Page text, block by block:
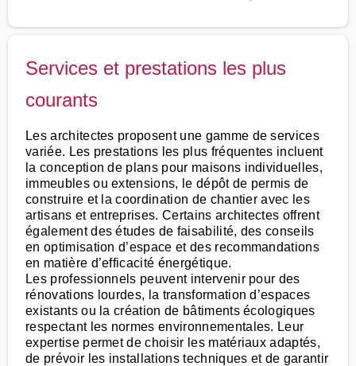
Services et prestations les plus
courants
Les architectes proposent une gamme de services
variée. Les prestations les plus fréquentes incluent
la conception de plans pour maisons individuelles,
immeubles ou extensions, le dépôt de permis de
construire et la coordination de chantier avec les
artisans et entreprises. Certains architectes offrent
également des études de faisabilité, des conseils
en optimisation d’espace et des recommandations
en matière d’efficacité énergétique.
Les professionnels peuvent intervenir pour des
rénovations lourdes, la transformation d’espaces
existants ou la création de bâtiments écologiques
respectant les normes environnementales. Leur
expertise permet de choisir les matériaux adaptés,
de prévoir les installations techniques et de garantir